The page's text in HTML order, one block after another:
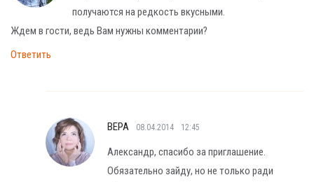
получаются на редкость вкусными.
Ждем в гости, ведь Вам нужны комментарии?
Ответить
ВЕРА 08.04.2014 12:45
Александр, спасибо за приглашение.
Обязательно зайду, но не только ради